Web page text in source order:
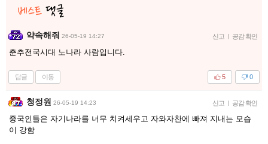
약속해줘 26-05-19 14:27 신고 | 공감 확인
춘추전국시대 노나라 사람입니다.
답글 이동 0
5
청정원 26-05-19 14:23 신고 | 공감 확인
중국인들은 자기나라를 너무 치켜세우고 자와자찬에 빠져 지내는 모습
이 강함